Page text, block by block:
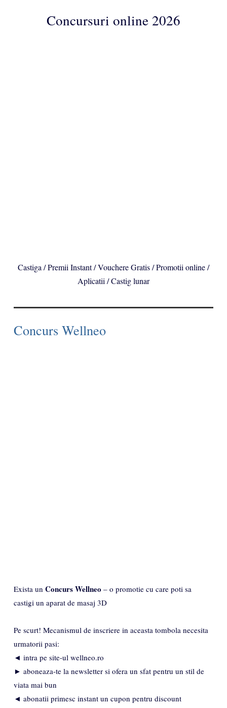
ConcursuriConcursuri online 2026
Castiga / Premii Instant / Vouchere Gratis / Promotii online /
Aplicatii / Castig lunar
Concurs Wellneo
Exista un Concurs Wellneo – o promotie cu care poti sa
castigi un aparat de masaj 3D
Pe scurt! Mecanismul de inscriere in aceasta tombola necesita
urmatorii pasi:
◄ intra pe site-ul wellneo.ro
► aboneaza-te la newsletter si ofera un sfat pentru un stil de
viata mai bun
◄ abonatii primesc instant un cupon pentru discount